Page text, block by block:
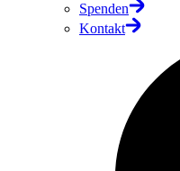
Spenden
Kontakt